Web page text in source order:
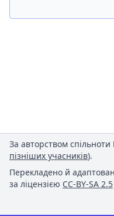
За авторством
пізніших учасників).
Перекладено й
за ліцензією CC-BY-SA 2.5